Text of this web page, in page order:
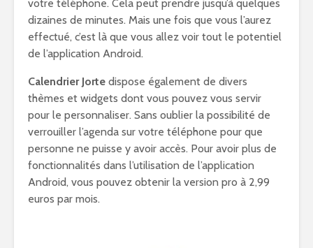
votre téléphone. Cela peut prendre jusqu’à quelques
dizaines de minutes. Mais une fois que vous l’aurez
effectué, c’est là que vous allez voir tout le potentiel
de l’application Android.
Calendrier Jorte dispose également de divers
thèmes et widgets dont vous pouvez vous servir
pour le personnaliser. Sans oublier la possibilité de
verrouiller l’agenda sur votre téléphone pour que
personne ne puisse y avoir accès. Pour avoir plus de
fonctionnalités dans l’utilisation de l’application
Android, vous pouvez obtenir la version pro à 2,99
euros par mois.